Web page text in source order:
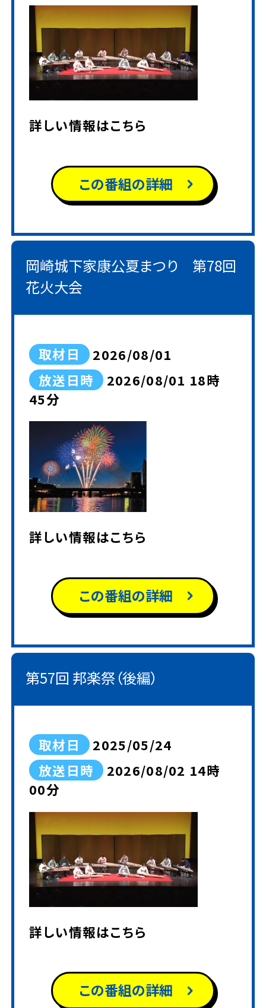
詳しい情報はこちら
この番組の詳細
岡崎城下家康公夏まつり 第78回
花火大会
取材日
2026/08/01
放送日時
2026/08/01 18時
45分
詳しい情報はこちら
この番組の詳細
第57回 邦楽祭（後編）
取材日
2025/05/24
放送日時
2026/08/02 14時
00分
詳しい情報はこちら
この番組の詳細